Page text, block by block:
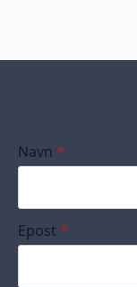
Navn *
Epost *